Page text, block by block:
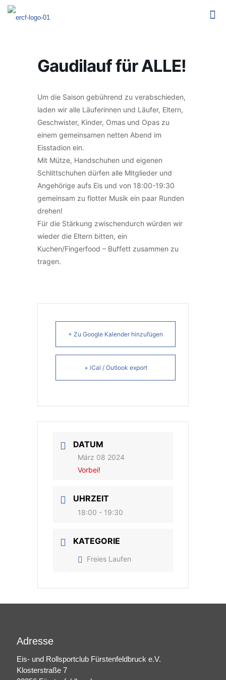
Gaudilauf für ALLE!
Um die Saison gebührend zu verabschieden,
laden wir alle Läuferinnen und Läufer, Eltern,
Geschwister, Kinder, Omas und Opas zu
einem gemeinsamen netten Abend im
Eisstadion ein.
Mit Mütze, Handschuhen und eigenen
Schlittschuhen dürfen alle Mitglieder und
Angehörige aufs Eis und von 18:00-19:30
gemeinsam zu flotter Musik ein paar Runden
drehen!
Für die Stärkung zwischendurch würden wir
wieder die Eltern bitten, ein
Kuchen/Fingerfood – Buffett zusammen zu
tragen.
+ Zu Google Kalender hinzufügen
+ iCal / Outlook export
DATUM
März 08 2024
Vorbei!
UHRZEIT
18:00 - 19:30
KATEGORIE
Freies Laufen
Adresse
Eis- und Rollsportclub Fürstenfeldbruck e.V.
Klosterstraße 7